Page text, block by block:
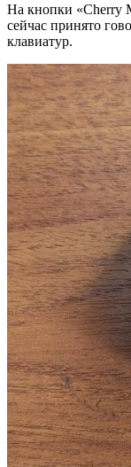
На кнопки «Cherry
сейчас принято
клавиатур.